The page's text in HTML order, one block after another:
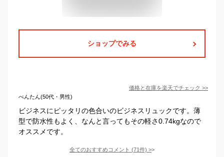
ショップでみる
価格と在庫を楽天でチェック >>
べんたん(50代・男性)
ビジネスにピッタリの色合いのビジネスリュックです。薄
型で防水性もよく、なんと言ってもその軽さ0.74kgなので
オススメです。
全てのおすすめコメント (71件) >